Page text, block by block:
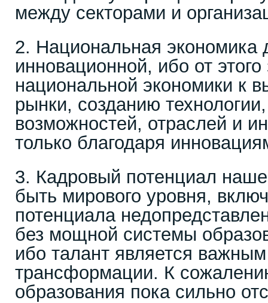
между секторами и
2. Национальная экономика
инновационной, ибо от
национальной экономики к
рынки, созданию
возможностей, отраслей и
только благодаря
3. Кадровый потенциал
быть мирового уровня,
потенциала
без мощной системы
ибо талант является
трансформации. К
образования пока сильно